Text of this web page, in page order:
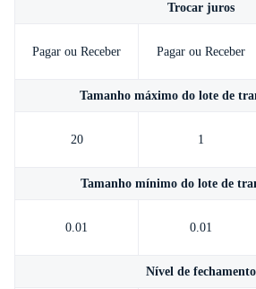
Trocar juros
Pagar ou Receber Pagar ou Receber
Tamanho máximo do lote de
20 1
Tamanho mínimo do lote de
0.01 0.01
Nível de fechamento